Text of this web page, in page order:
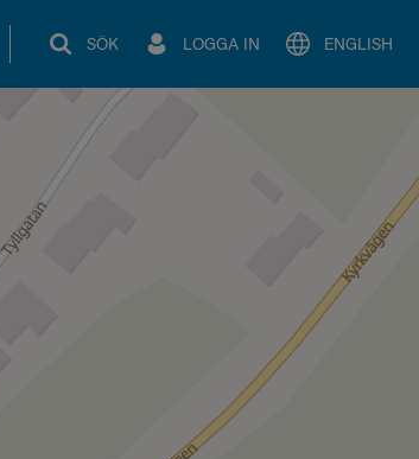
SÖK LOGGA IN ENGLISH